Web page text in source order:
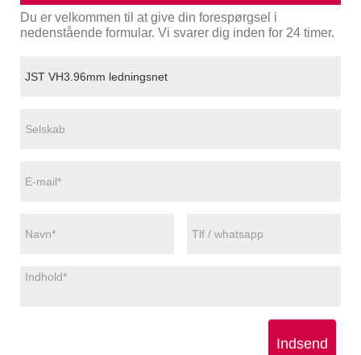
Du er velkommen til at give din forespørgsel i
nedenstående formular. Vi svarer dig inden for 24 timer.
Indsend